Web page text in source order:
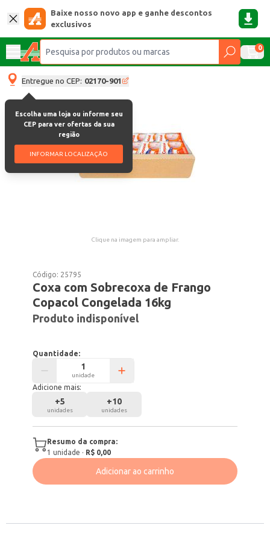
Baixe nosso novo app e ganhe descontos
exclusivos
0
Entregue no CEP: 02170-901
Escolha uma loja ou informe seu
CEP para ver ofertas da sua
região
INFORMAR LOCALIZAÇÃO
Clique na imagem para ampliar.
Código: 25795
Coxa com Sobrecoxa de Frango
Copacol Congelada 16kg
Produto indisponível
Quantidade:
unidade
Adicione mais:
+5
unidades
+10
unidades
Resumo da compra:
1 unidade · R$ 0,00
Adicionar ao carrinho